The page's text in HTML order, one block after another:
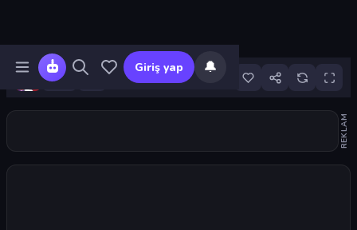
Giriş yap 🔔
4
REKLAM